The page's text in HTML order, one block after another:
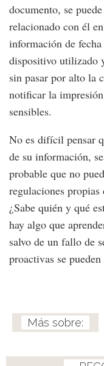
documento, se
relacionado con él
información de
dispositivo utilizado
sin pasar por alto la
notificar la
sensibles.
No es difícil pensar
de su información,
probable que no
regulaciones propias
¿Sabe quién y qué
hay algo que
salvo de un fallo de
proactivas se